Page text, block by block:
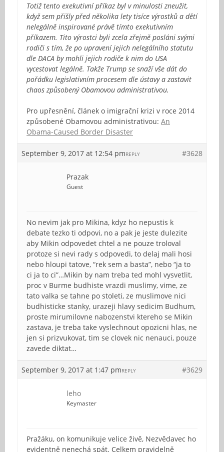
Totiž tento exekutivní příkaz byl v minulosti zneužit,
když sem přišly před několika lety tisíce výrostků a dětí
nelegálně inspirované právě tímto exekutivním
příkazem. Tito výrostci byli zcela zřejmě posláni svými
rodiči s tím, že po upravení jejich nelegálního statutu
dle DACA by mohli jejich rodiče k nim do USA
vycestovat legálně. Takže Trump se snaží vše dát do
pořádku legislativním procesem dle ústavy a zastavit
chaos způsobený Obamovou administrativou.
Pro upřesnění, článek o imigrační krizi v roce 2014
způsobené Obamovou administrativou: An
Obama-Caused Border Disaster
September 9, 2017 at 12:54 pm #3628
REPLY
Prazak
Guest
No nevim jak pro Mikina, kdyz ho nepustis k
debate tezko ti odpovi, no a pak je jeste dulezite
aby Mikin odpovedet chtel a ne pouze troloval
protoze si nevi rady s odpovedi, to delaj mali hosi
nebo hloupi tatove, “rek sem a basta”, nebo “ja to
ci ja to ci”…Mikin by nam treba ted mohl vysvetlit,
proc v Burme budhiste vrazdi muslimy, vime, ze
tato valka se tahne po stoleti, ze muslimove nici
budhisticke stanky, urazeji hlavy sedicim Budhum,
proste mirumilovne nabozenstvi ktereho se Mikin
zastava, je treba take vyslechnout opozicni hlas, ne
jen si prizvukovat, tim se clovek nic nenauci, pouze
zavede diktat…
September 9, 2017 at 1:47 pm #3629
REPLY
leho
Keymaster
Pražáku, on komunikuje velice živě, Nezvědavec ho
evidentně nenechá spát. Celkem pravidelně